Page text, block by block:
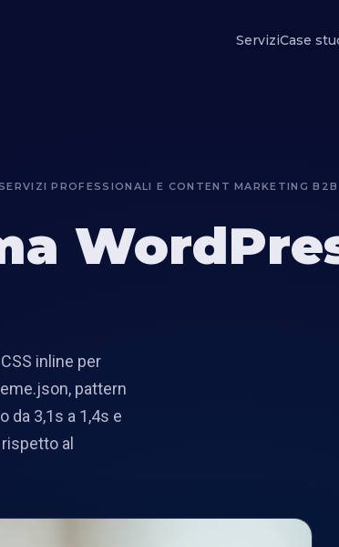
ServiziCase
PROFESSIONALI E CONTENT MARKETING B2B
inline per
pattern
da 3,1s a 1,4s e
al